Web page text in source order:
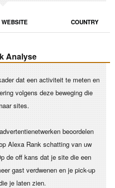
WEBSITE COUNTRY
Analyse
dat een activiteit te meten en
volgens deze beweging die
sites.
beoordelen
Alexa Rank schatting van uw
de off kans dat je site die een
gast verdwenen en je pick-up
je laten zien.